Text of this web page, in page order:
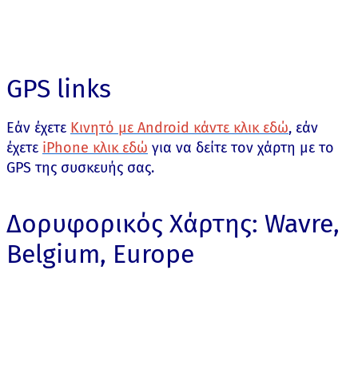
GPS links
Εάν έχετε Κινητό με Android κάντε κλικ εδώ, εάν
έχετε iPhone κλικ εδώ για να δείτε τον χάρτη με το
GPS της συσκευής σας.
Δορυφορικός Χάρτης: Wavre,
Belgium, Europe